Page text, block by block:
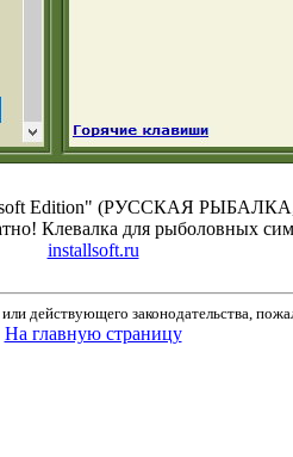
Edition" (РУССКАЯ РЫБАЛКА,
Клевалка для рыболовных
installsoft.ru
действующего законодательства,
На главную страницу